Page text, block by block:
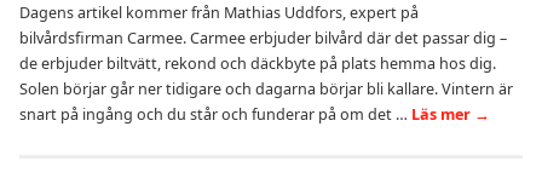
Dagens artikel kommer från Mathias Uddfors, expert på
bilvårdsfirman Carmee. Carmee erbjuder bilvård där det passar dig –
de erbjuder biltvätt, rekond och däckbyte på plats hemma hos dig.
Solen börjar går ner tidigare och dagarna börjar bli kallare. Vintern är
snart på ingång och du står och funderar på om det … Läs mer →